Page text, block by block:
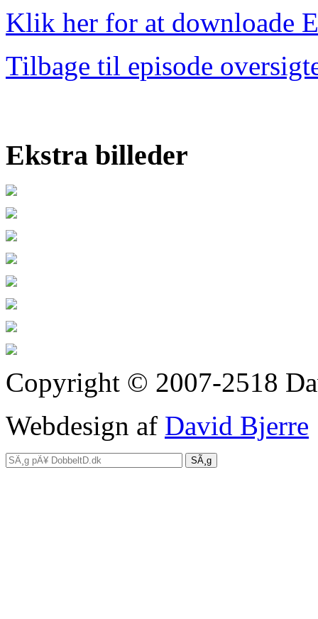
Klik her for at downloade
Tilbage til episode
Ekstra billeder
Copyright © 2007-2518
Webdesign af David Bjerre
SÃ¸g